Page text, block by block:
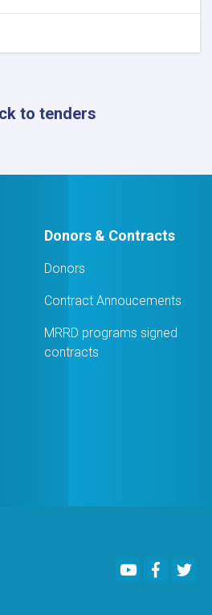
to tenders
Donors & Contracts
Donors
Contract Annoucements
MRRD programs signed
contracts
Youtube